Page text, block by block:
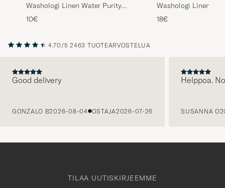
Washologi Linen Water Purity
100ml
10€
Washologi Linen
750ml
18€
4.70/5 2463 TUOTEARVOSTELUA
Good delivery
GONZALO B2026-08-04 OSTAJA2026-07-26
Helppoa.
SUSANNA O
TILAA UUTISKIRJEEMME